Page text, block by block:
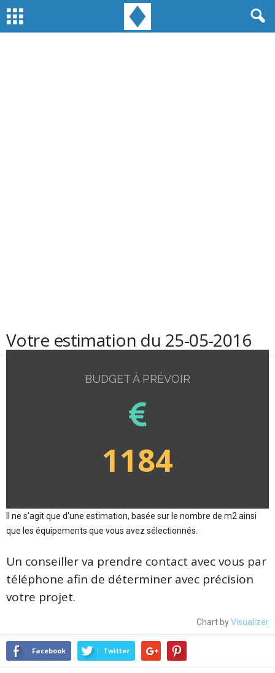
Votre estimation du 25-05-2016
BUDGET À PRÉVOIR
1184
Il ne s'agit que d'une estimation, basée sur le nombre de m2 ainsi
que les équipements que vous avez sélectionnés.
Un conseiller va prendre contact avec vous par
téléphone afin de déterminer avec précision
votre projet.
Chart byVisualizer
Facebook Twitter